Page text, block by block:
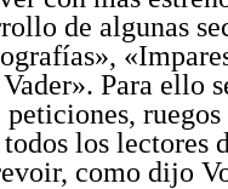
de algunas
Para ello
peticiones,
los lectores
como dijo